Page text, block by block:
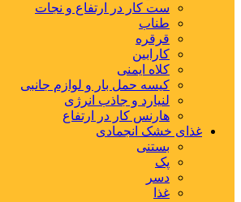
ست کار در ارتفاع و نجات
طناب
قرقره
کارابین
کلاه ایمنی
کیسه حمل بار و لوازم جانبی
لنیارد و جاذب انرژی
هارنس کار در ارتفاع
غذای خشک انجمادی
بستنی
پک
دسر
غذا